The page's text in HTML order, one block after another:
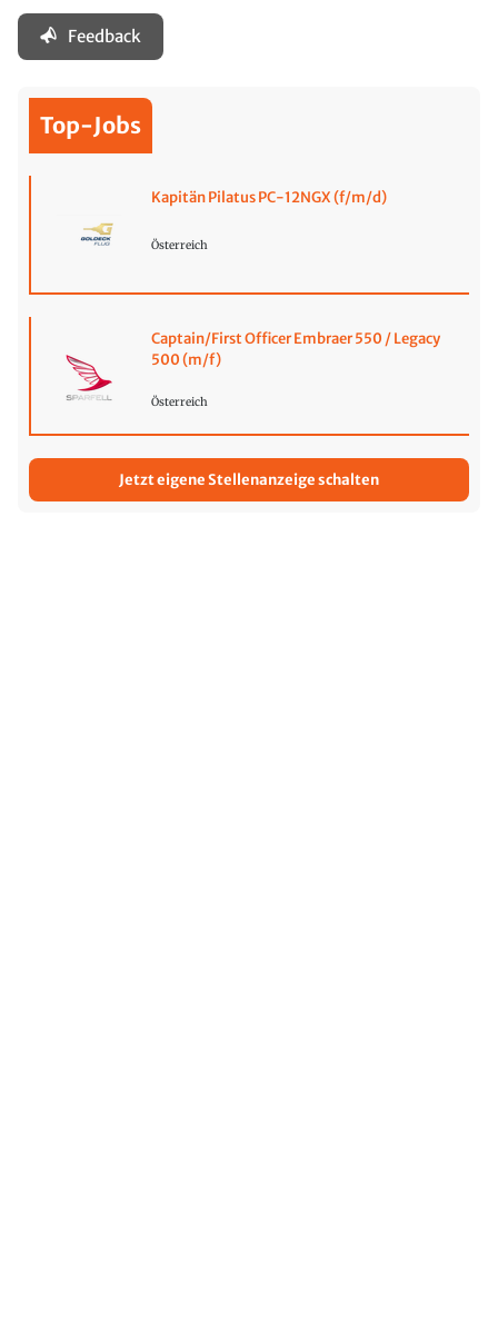
Feedback
Top-Jobs
Kapitän Pilatus PC-12NGX (f/m/d)
Österreich
Captain/First Officer Embraer 550 / Legacy
500 (m/f)
Österreich
Jetzt eigene Stellenanzeige schalten